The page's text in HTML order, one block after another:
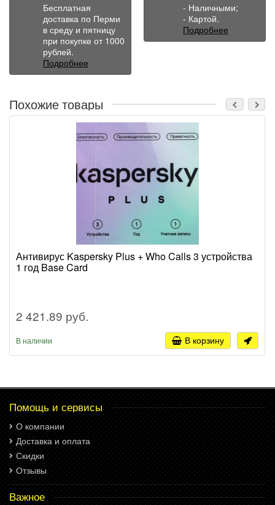
Бесплатная
доставка по Перми
в среду и пятницу
при покупке от 1000
рублей.
Подробнее
- Наличными;
- Картой.
Подробнее
Похожие товары
Антивирус Kaspersky Plus + Who Calls 3 устройства
1 год Base Card
2 421.89 руб.
В наличии В корзину
Помощь и сервисы
О компании
Доставка и оплата
Скидки
Отзывы
Важное